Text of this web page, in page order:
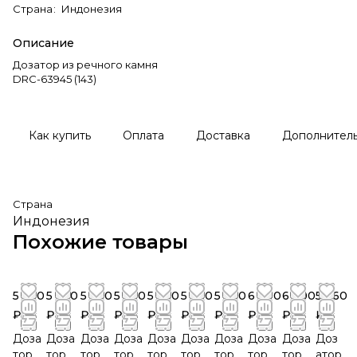
Страна: Индонезия
Описание
Дозатор из речного камня
DRC-63945 (143)
Как купить Оплата Доставка
Страна
Индонезия
Похожие товары
5 760
₽
Доза
5 760
₽
Доза
5 760
₽
Доза
5 760
₽
Доза
5 760
₽
Доза
5 760
₽
Доза
5 760
₽
Доза
6 600
₽
Доза
6 600
₽
Доза
5 760
₽
Доз